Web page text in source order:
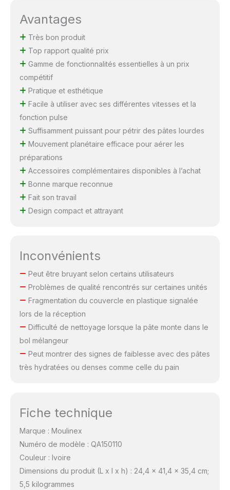
Avantages
Très bon produit
Top rapport qualité prix
Gamme de fonctionnalités essentielles à un prix
compétitif
Pratique et esthétique
Facile à utiliser avec ses différentes vitesses et la
fonction pulse
Suffisamment puissant pour pétrir des pâtes lourdes
Mouvement planétaire efficace pour aérer les
préparations
Accessoires complémentaires disponibles à l’achat
Bonne marque reconnue
Fait son travail
Design compact et attrayant
Inconvénients
Peut être bruyant selon certains utilisateurs
Problèmes de qualité rencontrés sur certaines unités
Fragmentation du couvercle en plastique signalée
lors de la réception
Difficulté de nettoyage lorsque la pâte monte dans le
bol mélangeur
Peut montrer des signes de faiblesse avec des pâtes
très hydratées ou denses comme celle du pain
Fiche technique
Marque : Moulinex
Numéro de modèle : QA150110
Couleur : Ivoire
Dimensions du produit (L x l x h) : 24,4 x 41,4 x 35,4 cm;
5,5 kilogrammes